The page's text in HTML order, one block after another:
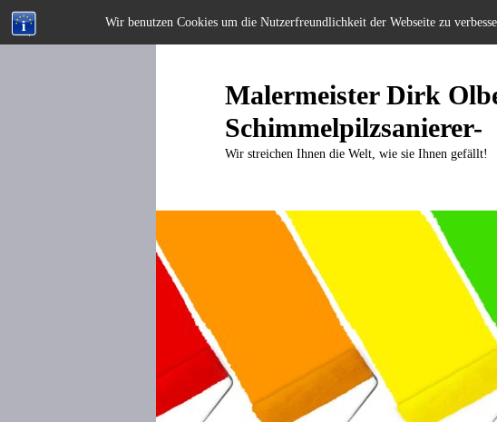
Wir benutzen Cookies um die Nutzerfreundlichkeit der Webseite zu
Zum
Malermeister Dirk
Schimmelpilzsanierer-
Wir streichen Ihnen die Welt, wie sie Ihnen gefällt!